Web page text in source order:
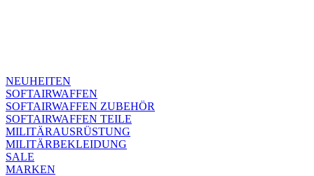
NEUHEITEN
SOFTAIRWAFFEN
SOFTAIRWAFFEN ZUBEHÖR
SOFTAIRWAFFEN TEILE
MILITÄRAUSRÜSTUNG
MILITÄRBEKLEIDUNG
SALE
MARKEN